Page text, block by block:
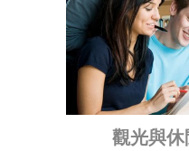
觀光與